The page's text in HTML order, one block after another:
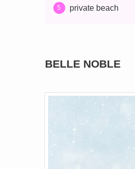
private beach
BELLE NOBLE